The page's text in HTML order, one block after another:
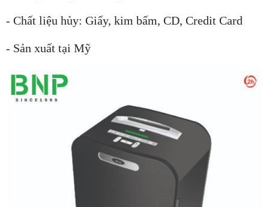
- Chất liệu hủy: Giấy, kim bấm, CD, Credit Card
- Sản xuất tại Mỹ